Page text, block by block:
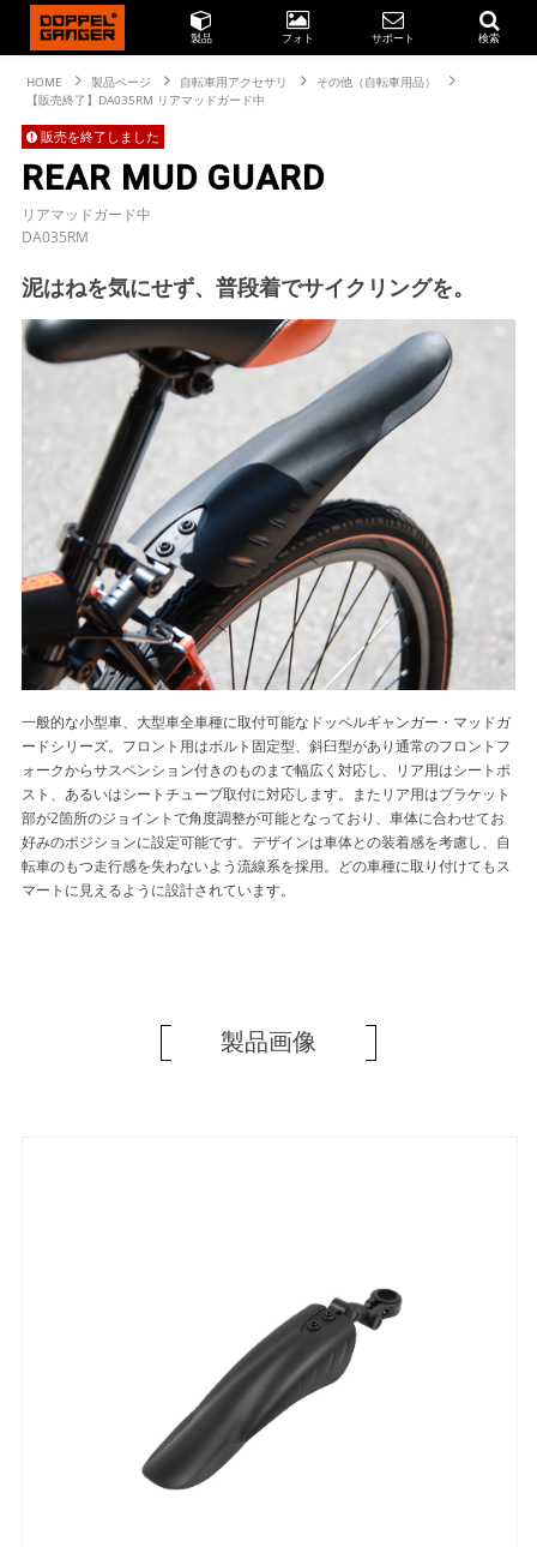
製品 フォト サポート 検索
HOME 製品ページ 自転車用アクセサリ
その他（自転車用品）
【販売終了】DA035RM リアマッドガード中
販売を終了しました
REAR MUD GUARD
リアマッドガード中
DA035RM
泥はねを気にせず、普段着でサイクリングを。
一般的な小型車、大型車全車種に取付可能なドッペルギャンガー・マッドガ
ードシリーズ。フロント用はボルト固定型、斜臼型があり通常のフロントフ
ォークからサスペンション付きのものまで幅広く対応し、リア用はシートポ
スト、あるいはシートチューブ取付に対応します。またリア用はブラケット
部が2箇所のジョイントで角度調整が可能となっており、車体に合わせてお
好みのポジションに設定可能です。デザインは車体との装着感を考慮し、自
転車のもつ走行感を失わないよう流線系を採用。どの車種に取り付けてもス
マートに見えるように設計されています。
製品画像